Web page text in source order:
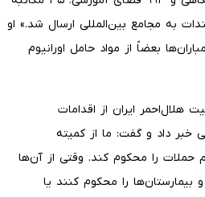
و مستندات به مجامع بین‌المللی ارسال شد.» او
بعضاً از مواد حامل اورانیوم
هلال‌احمر ایران از اقدامات
خبر داد و گفت: ما از کمیته
حملات را محکوم کند. وقتی از آن‌ها
را محکوم کنند یا